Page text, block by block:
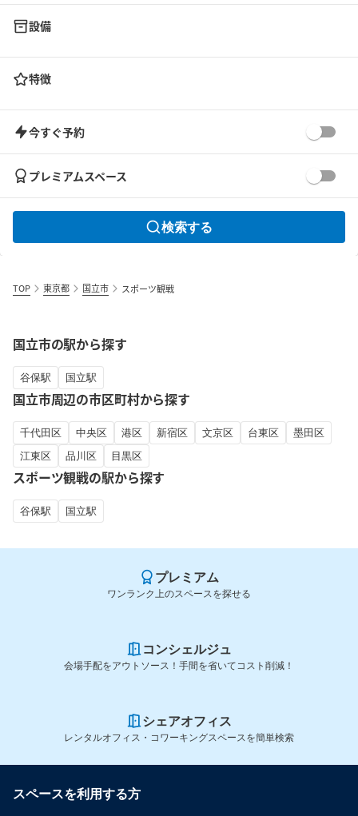
設備
特徴
今すぐ予約
プレミアムスペース
検索する
TOP 東京都 国立市 スポーツ観戦
国立市の駅から探す
谷保駅 国立駅
国立市周辺の市区町村から探す
千代田区 中央区 港区 新宿区 文京区 台東区
墨田区
江東区
品川区 目黒区
スポーツ観戦の駅から探す
谷保駅 国立駅
プレミアム
ワンランク上のスペースを探せる
コンシェルジュ
会場手配をアウトソース！手間を省いてコスト削減！
シェアオフィス
レンタルオフィス・コワーキングスペースを簡単検索
スペースを利用する方